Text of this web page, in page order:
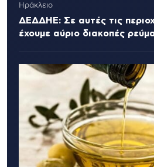
Ηράκλειο
ΔΕΔΔΗΕ: Σε αυτές τις
έχουμε αύριο διακοπές